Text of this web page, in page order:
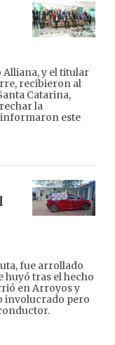
Alliana, y el titular
recibieron al
Catarina,
la
este
fue arrollado
tras el hecho
en Arroyos y
involucrado pero